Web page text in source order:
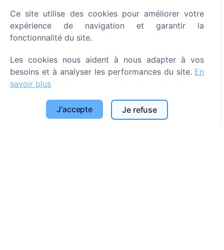
Recherche
Rechercher des défunts
Services
Contacts
UAB "Kapinių valdymo sprendimai", 304241197
Ce site utilise des cookies pour améliorer votre
expérience de navigation et garantir la
fonctionnalité du site.
Les cookies nous aident à nous adapter à vos
besoins et à analyser les performances du site. En
savoir plus
J'accepte Je refuse